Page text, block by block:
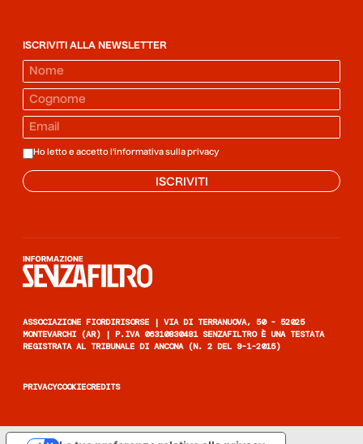
ISCRIVITI ALLA NEWSLETTER
Ho letto e accetto l'informativa sulla privacy
ISCRIVITI
ASSOCIAZIONE FIORDIRISORSE | VIA DI TERRANUOVA, 50 - 52025
MONTEVARCHI (AR) | P.IVA 06310830481 SENZAFILTRO È UNA TESTATA
REGISTRATA AL TRIBUNALE DI ANCONA (N. 2 DEL 9-1-2015)
PRIVACYCOOKIECREDITS